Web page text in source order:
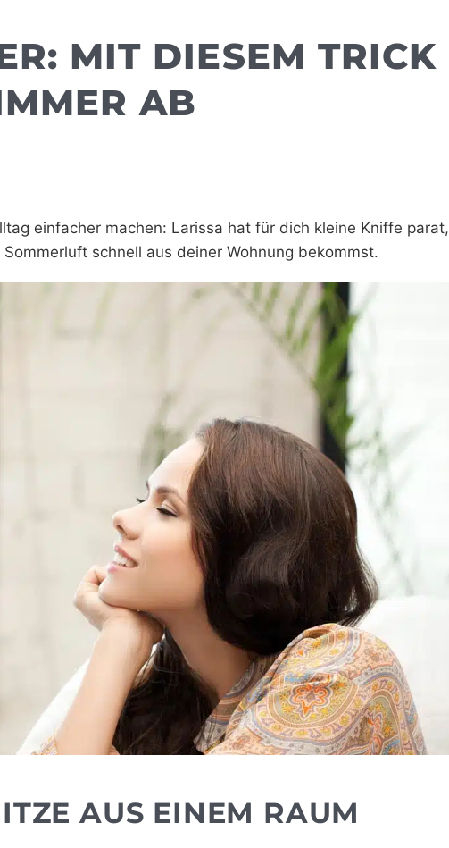
MIT DIESEM TRICK
AB
einfacher machen: Larissa hat für dich kleine Kniffe parat,
schnell aus deiner Wohnung bekommst.
AUS EINEM RAUM